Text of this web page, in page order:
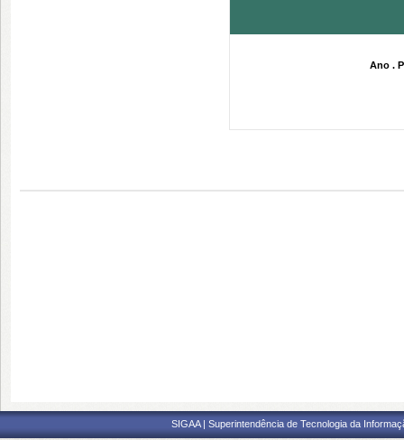
Ano .
SIGAA | Superintendência de Tecnologia da